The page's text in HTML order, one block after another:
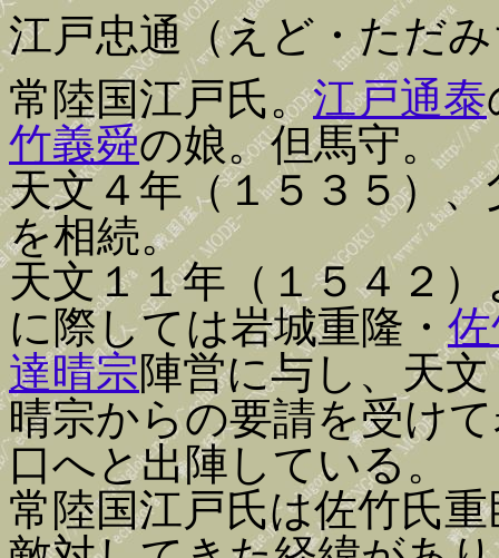
江戸忠通（えど・ただ
常陸国江戸氏。江戸通泰
竹義舜の娘。但馬守。
天文４年（１５３５）
を相続。
天文１１年（１５４２
に際しては岩城重隆・
達晴宗陣営に与し、天
晴宗からの要請を受け
口へと出陣している。
常陸国江戸氏は佐竹氏